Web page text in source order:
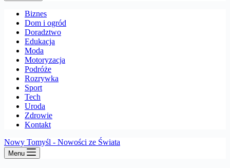
Biznes
Dom i ogród
Doradztwo
Edukacja
Moda
Motoryzacja
Podróże
Rozrywka
Sport
Tech
Uroda
Zdrowie
Kontakt
Nowy Tomyśl - Nowości ze Świata
Menu